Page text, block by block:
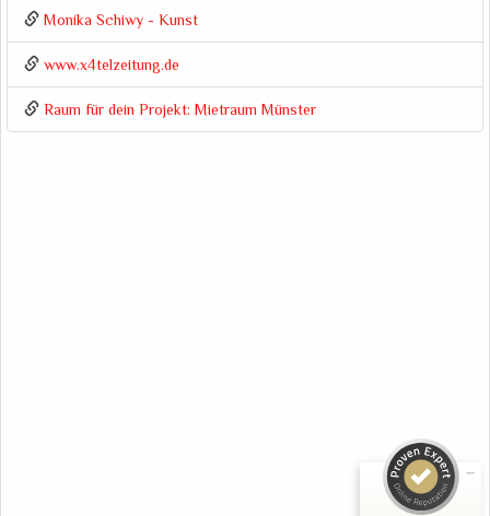
Monika Schiwy - Kunst
www.x4telzeitung.de
Raum für dein Projekt: Mietraum Münster
219